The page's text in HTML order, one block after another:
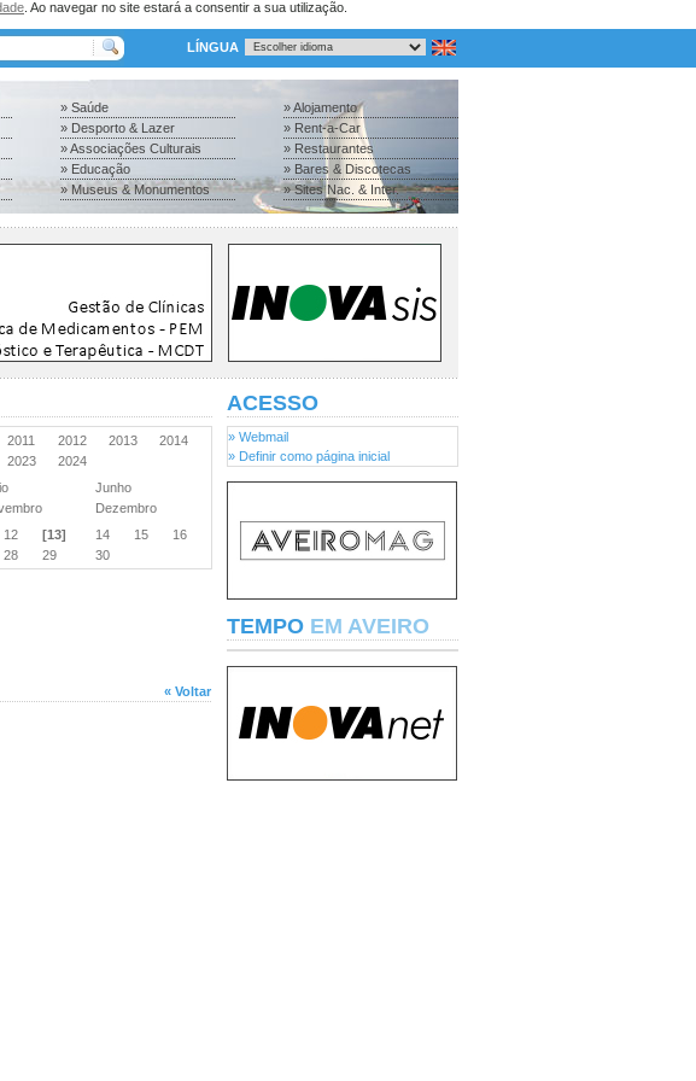
. Ao navegar no site estará a consentir a sua utilização.
LÍNGUA
» Saúde
» Desporto & Lazer
» Associações Culturais
» Educação
» Museus & Monumentos
» Alojamento
» Rent-a-Car
» Restaurantes
» Bares & Discotecas
» Sites Nac. & Inter.
2011 2012 2013
2014
2023
2024
Junho
Dezembro
12 [13] 14 15
16
28 29 30
« Voltar
ACESSO
» Webmail
» Definir como página inicial
TEMPO EM AVEIRO